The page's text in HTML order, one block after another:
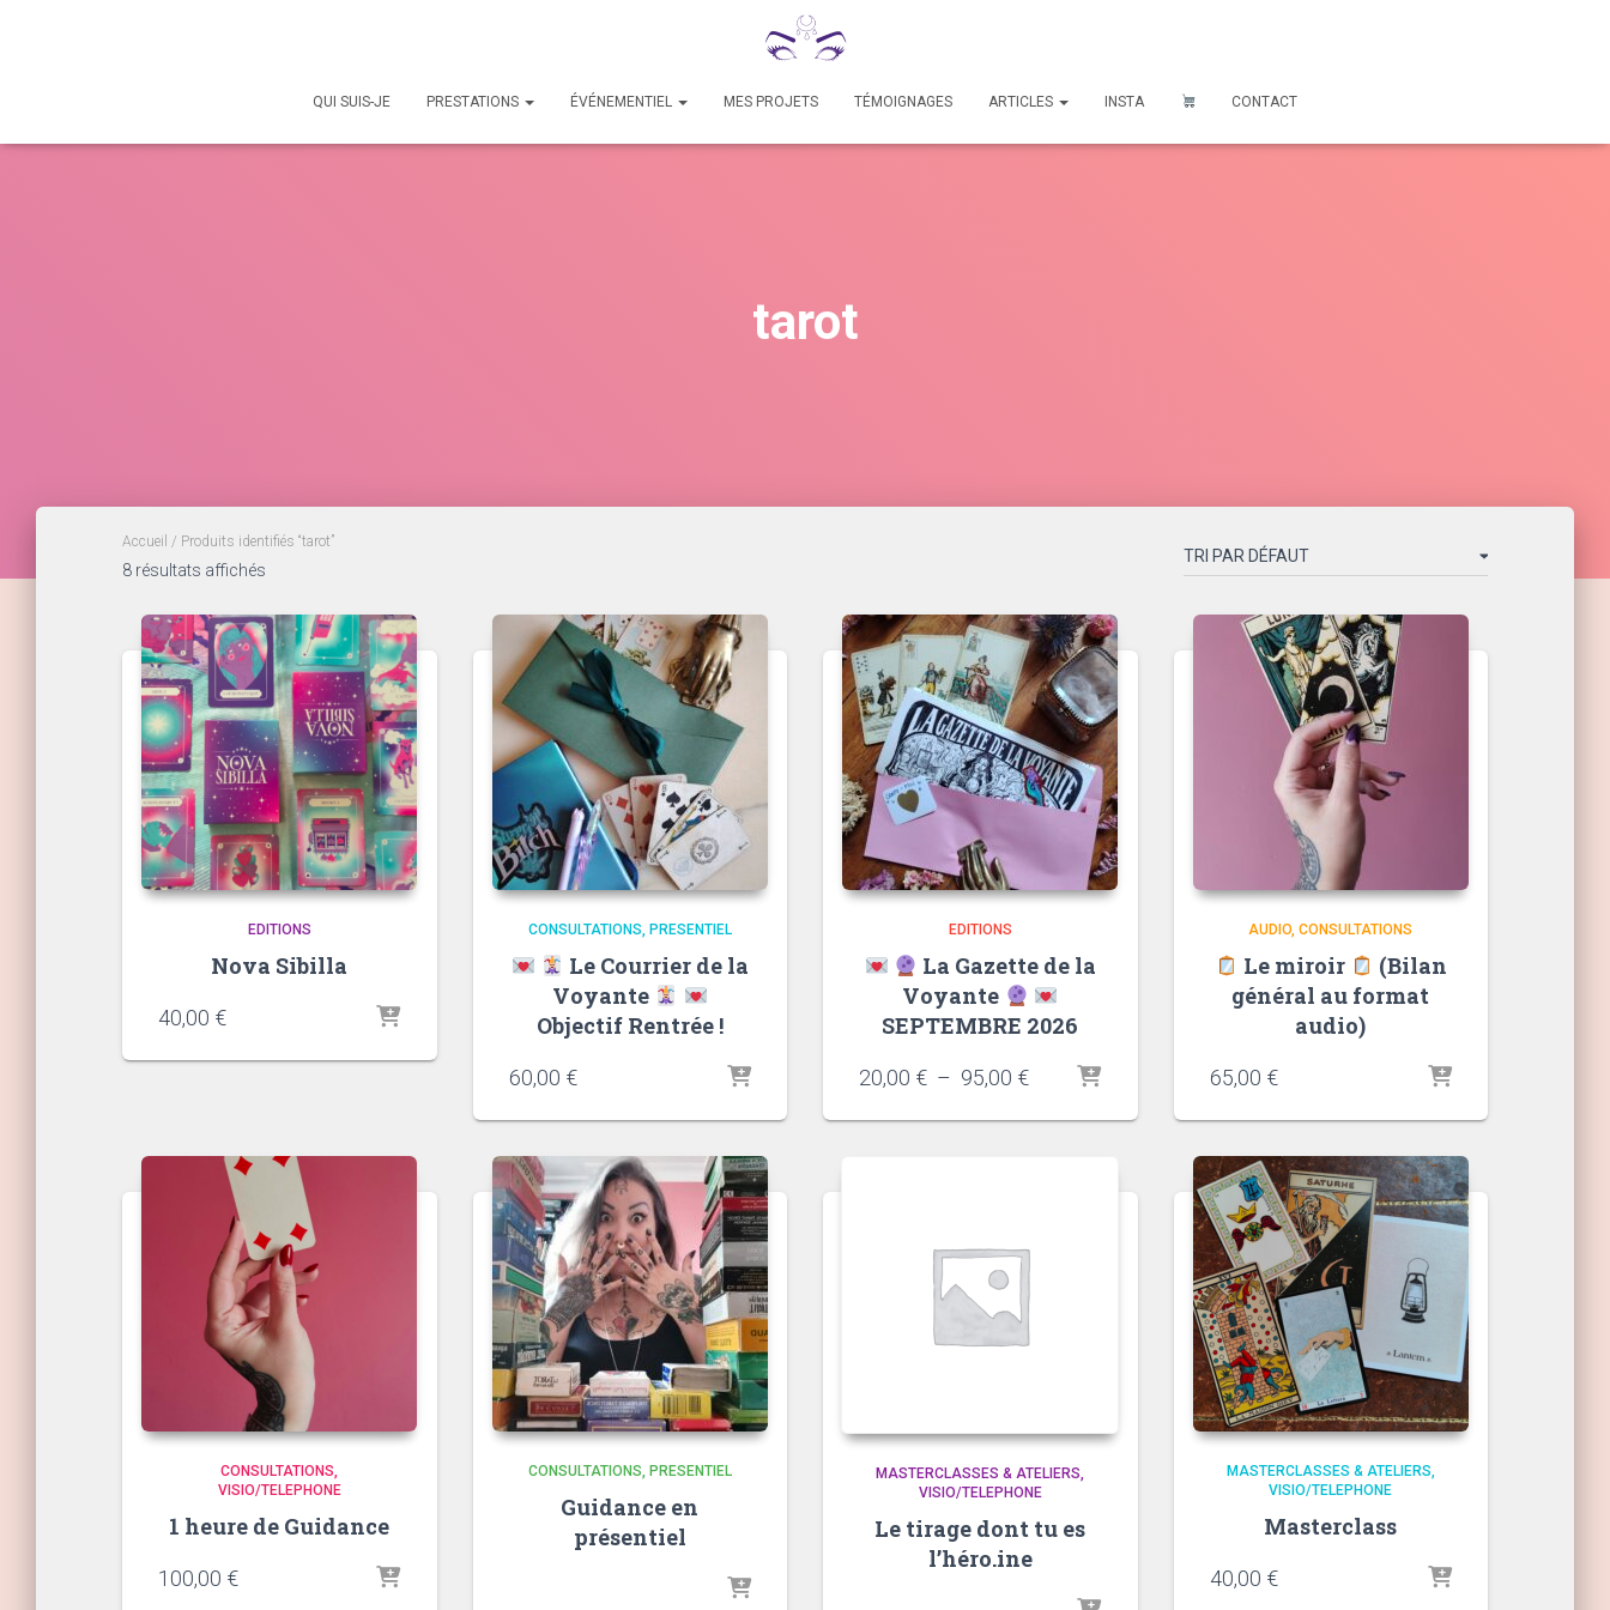
QUI SUIS-JE PRESTATIONS ÉVÉNEMENTIEL MES PROJETS TÉMOIGNAGES ARTICLES INSTA CONTACT
tarot
Accueil / Produits identifiés “tarot”
8 résultats affichés
EDITIONS
Nova Sibilla
40,00 €
CONSULTATIONS PRESENTIEL
Le Courrier de la
Voyante
Objectif Rentrée !
60,00 €
EDITIONS
La Gazette de la
Voyante
SEPTEMBRE 2026
20,00 € – 95,00 €Plage
prix :
AUDIO CONSULTATIONS
Le miroir
(Bilan
général au format
audio)
65,00 €
CONSULTATIONS
VISIO/TELEPHONE
1 heure de Guidance
100,00 €
CONSULTATIONS PRESENTIEL
Guidance en
présentiel
MASTERCLASSES & ATELIERS
VISIO/TELEPHONE
Le tirage dont tu es
l’héro.ine
MASTERCLASSES & ATELIERS
VISIO/TELEPHONE
Masterclass
40,00 €